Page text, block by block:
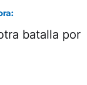
batalla por